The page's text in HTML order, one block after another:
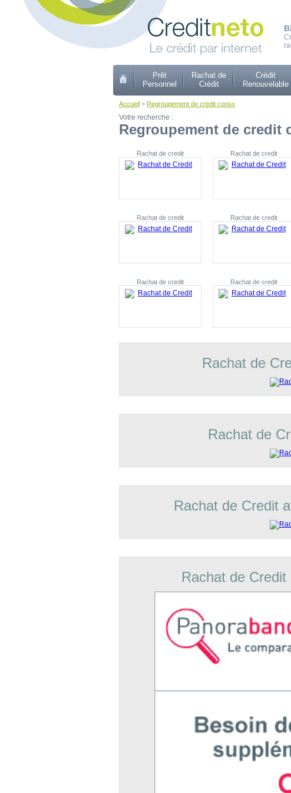
Prêt
Personnel
Rachat de
Crédit
Crédit
Renouvelable
Accueil > Regroupement de credit conso
Votre recherche :
Regroupement de credit
Rachat de credit Rachat de credit
Rachat de credit Rachat de credit
Rachat de credit Rachat de credit
Rachat de
Rachat de
Rachat de Credit
Rachat de